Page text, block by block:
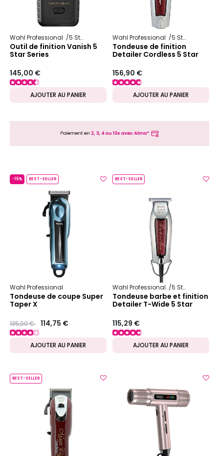
Wahl Professional 5 Star Series
Outil de finition Vanish 5
Star Series
145,00 €
AJOUTER AU PANIER
Wahl Professional 5 Star Series
Tondeuse de finition
Detailer Cordless 5 Star
Séries
156,90 €
AJOUTER AU PANIER
-15% BEST-SELLER
Wahl Professional
Tondeuse de coupe Super
Taper X
Prix ​​réduit de
135,00 €to114,75 €
AJOUTER AU PANIER
BEST-SELLER
Wahl Professional 5 Star Series
Tondeuse barbe et finition
Detailer T-Wide 5 Star
Series
115,29 €
AJOUTER AU PANIER
BEST-SELLER